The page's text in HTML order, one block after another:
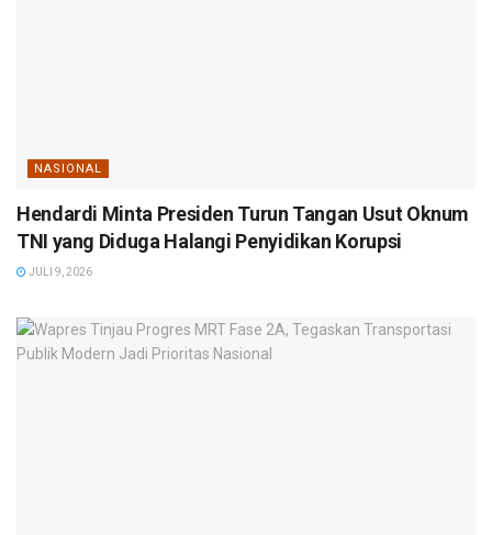
NASIONAL
Hendardi Minta Presiden Turun Tangan Usut Oknum
TNI yang Diduga Halangi Penyidikan Korupsi
JULI 9, 2026